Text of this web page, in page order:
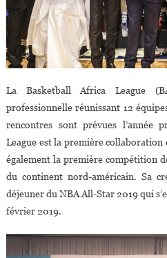
La Basketball Africa League
professionnelle réunissant 12
rencontres sont prévues l’année
League est la première collaboration
également la première compétition
du continent nord-américain. Sa
déjeuner du NBA All-Star 2019 qui
février 2019.